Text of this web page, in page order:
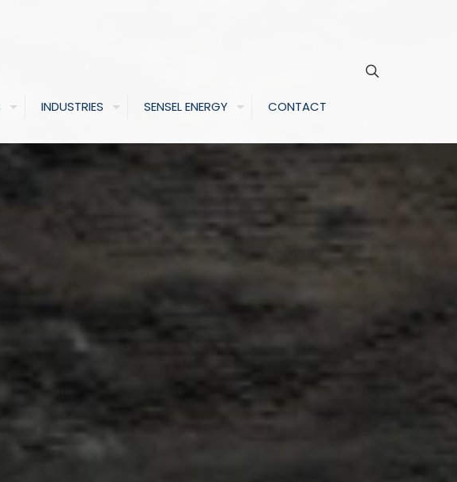
INDUSTRIES SENSEL ENERGY CONTACT